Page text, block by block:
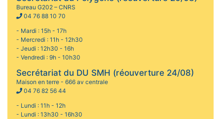
Bureau G202 – CNRS
04 76 88 10 70
- Mardi : 15h - 17h
- Mercredi : 11h - 12h30
- Jeudi : 12h30 - 16h
- Vendredi : 9h - 10h30
Secrétariat du DU SMH (réouverture 24/08)
Maison en terre - 666 av centrale
04 76 82 56 44
- Lundi : 11h - 12h
- Lundi : 13h30 - 16h30